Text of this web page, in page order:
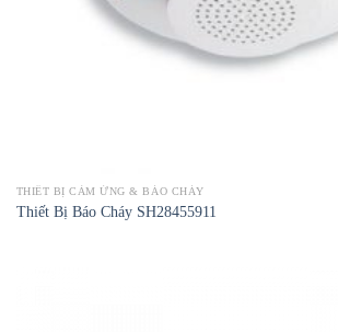
THIẾT BỊ CẢM ỨNG & BÁO CHÁY
Thiết Bị Báo Cháy SH28455911